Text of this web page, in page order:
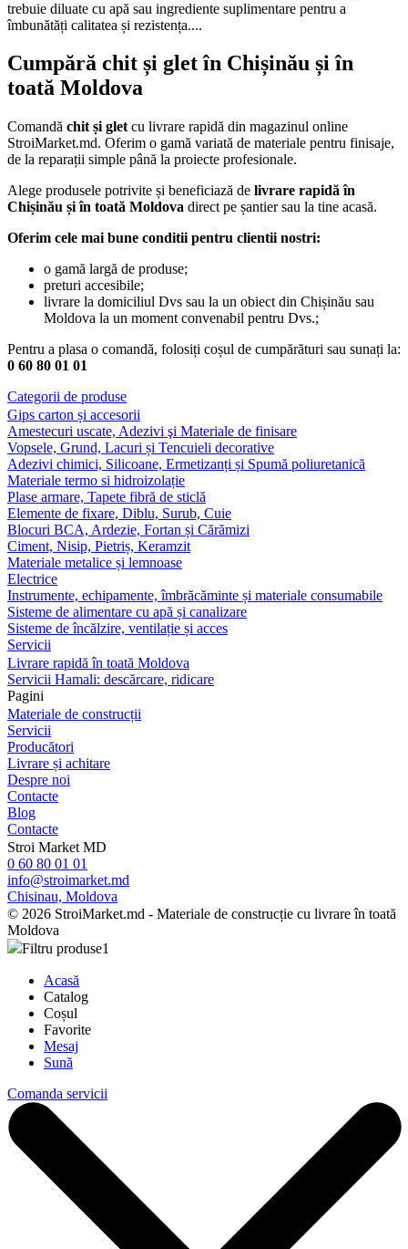
trebuie diluate cu apă sau ingrediente suplimentare pentru a
îmbunătăți calitatea și rezistența....
Cumpără chit și glet în Chișinău și în
toată Moldova
Comandă chit și glet cu livrare rapidă din magazinul online
StroiMarket.md. Oferim o gamă variată de materiale pentru finisaje,
de la reparații simple până la proiecte profesionale.
Alege produsele potrivite și beneficiază de livrare rapidă în
Chișinău și în toată Moldova direct pe șantier sau la tine acasă.
Oferim cele mai bune conditii pentru clientii nostri:
o gamă largă de produse;
preturi accesibile;
livrare la domiciliul Dvs sau la un obiect din Chișinău sau
Moldova la un moment convenabil pentru Dvs.;
Pentru a plasa o comandă, folosiți coșul de cumpărături sau sunați la:
0 60 80 01 01
Categorii de produse
Gips carton și accesorii
Amestecuri uscate, Adezivi şi Materiale de finisare
Vopsele, Grund, Lacuri și Tencuieli decorative
Adezivi chimici, Silicoane, Ermetizanți și Spumă poliuretanică
Materiale termo si hidroizolație
Plase armare, Tapete fibră de sticlă
Elemente de fixare, Diblu, Surub, Cuie
Blocuri BCA, Ardezie, Fortan și Cărămizi
Ciment, Nisip, Pietriș, Keramzit
Materiale metalice și lemnoase
Electrice
Instrumente, echipamente, îmbrăcăminte și materiale consumabile
Sisteme de alimentare cu apă și canalizare
Sisteme de încălzire, ventilație și acces
Servicii
Livrare rapidă în toată Moldova
Servicii Hamali: descărcare, ridicare
Pagini
Materiale de construcții
Servicii
Producători
Livrare și achitare
Despre noi
Contacte
Blog
Contacte
Stroi Market MD
0 60 80 01 01
info@stroimarket.md
Chisinau, Moldova
© 2026 StroiMarket.md - Materiale de construcție cu livrare în toată
Moldova
Filtru produse1
Acasă
Catalog
Coșul
Favorite
Mesaj
Sună
Comanda servicii